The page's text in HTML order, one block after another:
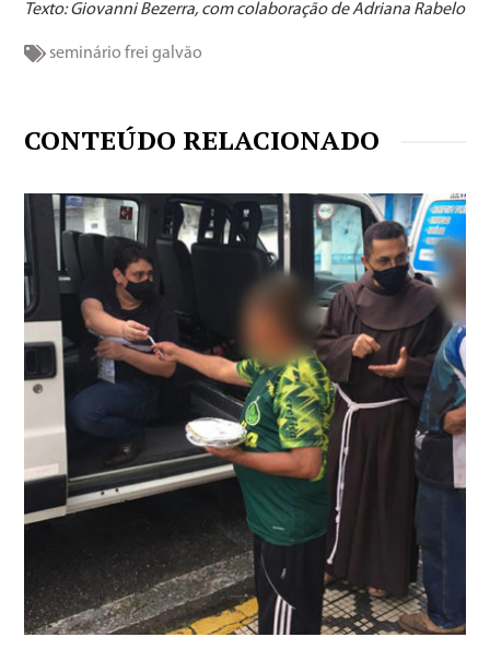
Texto: Giovanni Bezerra, com colaboração de Adriana Rabelo
seminário frei galvão
CONTEÚDO RELACIONADO